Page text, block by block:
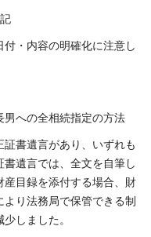
・内容の明確化に注意し
への全相続指定の方法
書遺言があり、いずれも
遺言では、全文を自筆し
目録を添付する場合、財
り法務局で保管できる制
しました。